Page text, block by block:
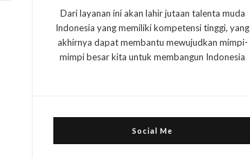
Dari layanan ini akan lahir jutaan talenta muda
Indonesia yang memiliki kompetensi tinggi, yang
akhirnya dapat membantu mewujudkan mimpi-
mimpi besar kita untuk membangun Indonesia
Social Me